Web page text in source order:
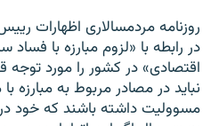
روزنامه مردمسالارى اظهارات
در رابطه با «لزوم مبارزه با
اقتصادى» در كشور را مورد توجه
نبايد در مصادر مربوط به مبارزه
مسووليت داشته باشند كه خود